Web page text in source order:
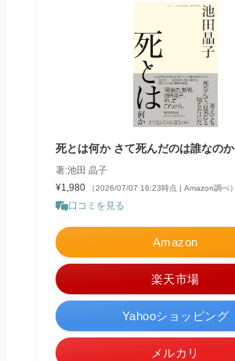
死とは何か さて死んだのは誰なのか
著:池田 晶子
¥1,980
（2026/07/07 16:23時点 | Amazon調べ）
口コミを見る
Amazon
楽天市場
Yahooショッピング
メルカリ